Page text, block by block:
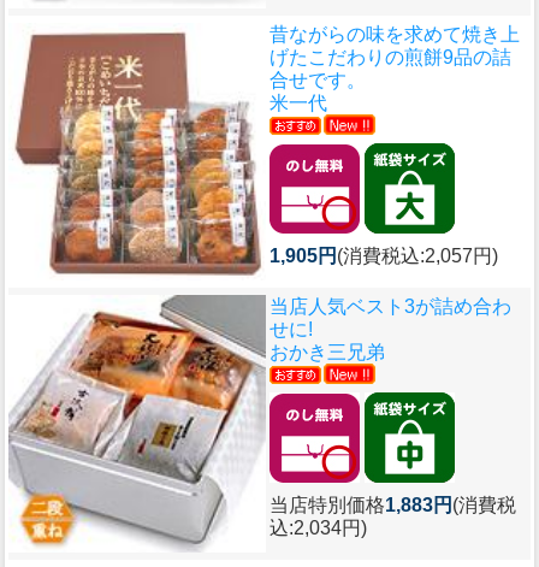
昔ながらの味を求めて焼き上
げたこだわりの煎餅9品の詰
合せです。
米一代
1,905円 (消費税込:2,057円)
当店人気ベスト3が詰め合わ
せに!
おかき三兄弟
当店特別価格1,883円 (消費税
込:2,034円)